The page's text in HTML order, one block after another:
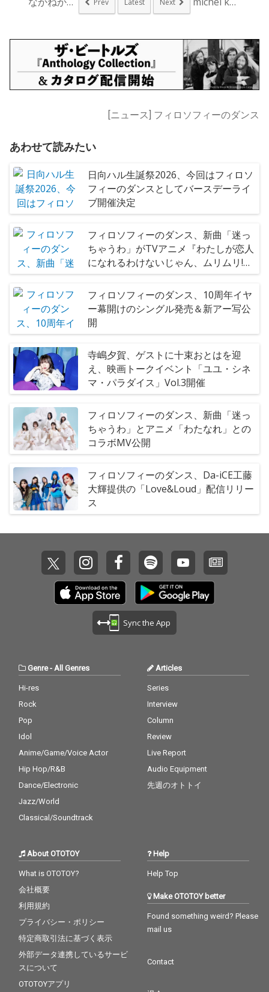
[ニュース] フィロソフィーのダンス
あわせて読みたい
日向ハル生誕祭2026、今回はフィロソ
フィーのダンスとしてバースデーライ
ブ開催決定
フィロソフィーのダンス、新曲「迷っ
ちゃうわ」がTVアニメ『わたしが恋人
になれるわけないじゃん、ムリムリ!
（※ムリじゃなかった!?）』EDテーマ
に起用
フィロソフィーのダンス、10周年イヤ
ー幕開けのシングル発売＆新アー写公
開
寺嶋夕賀、ゲストに十束おとはを迎
え、映画トークイベント「ユユ・シネ
マ・パラダイス」Vol.3開催
フィロソフィーのダンス、新曲「迷っ
ちゃうわ」とアニメ「わたなれ」との
コラボMV公開
フィロソフィーのダンス、Da-iCE工藤
大輝提供の「Love&Loud」配信リリー
ス
Sync the App
Genre-All Genres
Hi-res
Rock
Pop
Idol
Anime/Game/Voice Actor
Hip Hop/R&B
Dance/Electronic
Jazz/World
Classical/Soundtrack
Articles
Series
Interview
Column
Review
Live Report
Audio Equipment
先週のオトトイ
About OTOTOY
What is OTOTOY?
会社概要
利用規約
プライバシー・ポリシー
特定商取引法に基づく表示
外部データ連携しているサービ
スについて
OTOTOYアプリ
Help
Help Top
Make OTOTOY better
Found something weird? Please
mail us
Contact